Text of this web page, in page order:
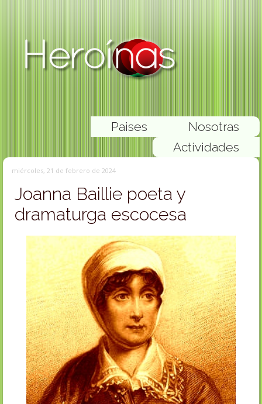
Nosotras
Paises
Actividades
miércoles, 21 de febrero de 2024
Joanna Baillie poeta y
dramaturga escocesa